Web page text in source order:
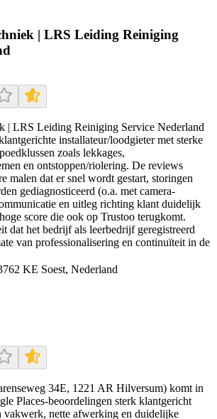
| LRS Leiding Reiniging
| LRS Leiding Reiniging Service Nederland
installateur/loodgieter met sterke
zoals lekkages,
en ontstoppen/riolering. De reviews
malen dat er snel wordt gestart, storingen
gediagnosticeerd (o.a. met camera-
en uitleg richting klant duidelijk
score die ook op Trustoo terugkomt.
dat het bedrijf als leerbedrijf geregistreerd
van professionalisering en continuïteit in de
KE Soest, Nederland
34E, 1221 AR Hilversum) komt in
Places-beoordelingen sterk klantgericht
vakwerk, nette afwerking en duidelijke